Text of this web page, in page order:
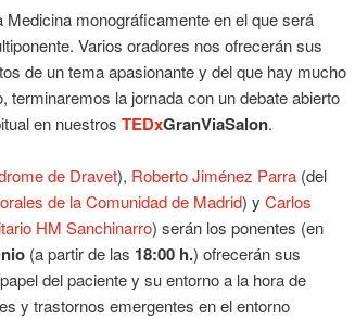
monográficamente en el que será
Varios oradores nos ofrecerán sus
de un tema apasionante y del que hay mucho
terminaremos la jornada con un debate abierto
en nuestros TEDxGranViaSalon.
de Dravet), Roberto Jiménez Parra (del
de la Comunidad de Madrid) y Carlos
HM Sanchinarro) serán los ponentes (en
(a partir de las 18:00 h.) ofrecerán sus
del paciente y su entorno a la hora de
y trastornos emergentes en el entorno